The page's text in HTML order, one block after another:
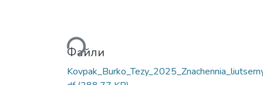
Вантажиться...
Файли